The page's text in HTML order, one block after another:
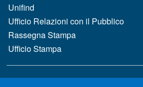
Unifind
Ufficio Relazioni con il Pubblico
Rassegna Stampa
Ufficio Stampa
MENÙ FOOTER 2